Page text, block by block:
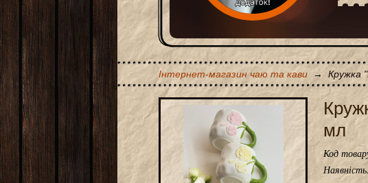
Інтернет-магазин чаю та кави → Кружка
мл
Код